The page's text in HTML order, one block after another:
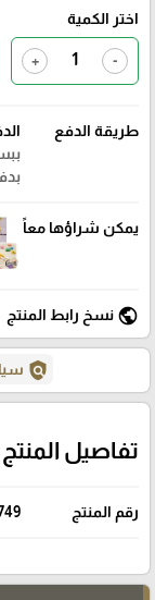
اختر الكمية
-
+
طريقة الدفع
يمكن شراؤها معاً
public نسخ رابط المنتج
policy
تفاصيل المنتج
رقم المنتج